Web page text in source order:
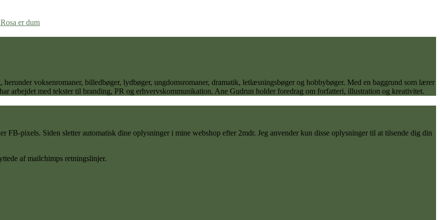
er dum
voksenromaner, billedbøger, lydbøger, ungdomsromaner, dramatik, letlæsningsbøger og hobbybøger. Med en baggrund som lærer
arbejdet med tekster til branding, PR og erhvervskommunikation. Ane Gudrun holder foredrag om forfatteri, illustration og kreativitet.
pixels. Siden sletter automatisk dine oplysninger i mine webshop efter 2mdr. Jeg anvender kun disse oplysninger til at tilsende dig din
af mailchimps retningslinjer.